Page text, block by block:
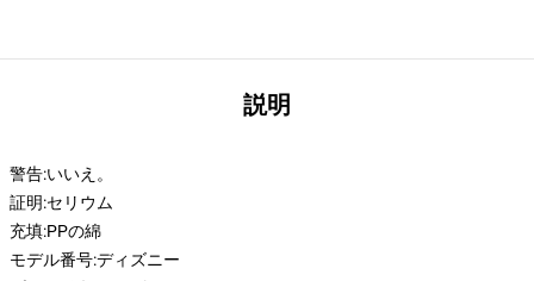
説明
警告:いいえ。
証明:セリウム
充填:PPの綿
モデル番号:ディズニー